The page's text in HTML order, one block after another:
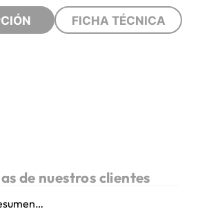
FICHA TÉCNICA